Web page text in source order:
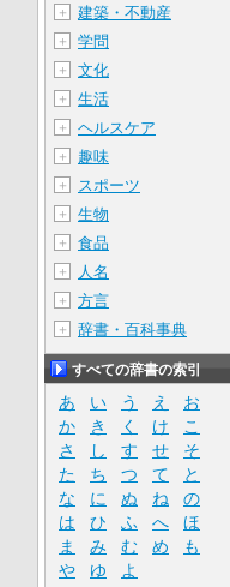
＋ 建築・不動産
＋ 学問
＋ 文化
＋ 生活
＋ ヘルスケア
＋ 趣味
＋ スポーツ
＋ 生物
＋ 食品
＋ 人名
＋ 方言
＋ 辞書・百科事典
すべての辞書の索引
あ い う え
お
か
き く け
こ
さ
し す せ
そ
た
ち つ て
と
な
に ぬ ね
の
は
ひ ふ へ
ほ
ま
み む め
も
や
ゆ
よ